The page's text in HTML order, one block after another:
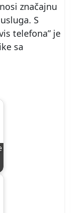
značajnu
S
telefona” je
sa